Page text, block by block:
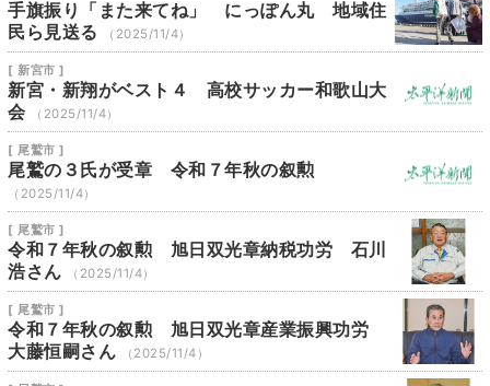
手旗振り「また来てね」 にっぽん丸 地域住
民ら見送る
（2025/11/4）
[ 新宮市 ]
新宮・新翔がベスト４ 高校サッカー和歌山大
会
（2025/11/4）
[ 尾鷲市 ]
尾鷲の３氏が受章 令和７年秋の叙勲
（2025/11/4）
[ 尾鷲市 ]
令和７年秋の叙勲 旭日双光章納税功労 石川
浩さん
（2025/11/4）
[ 尾鷲市 ]
令和７年秋の叙勲 旭日双光章産業振興功労
大藤恒嗣さん
（2025/11/4）